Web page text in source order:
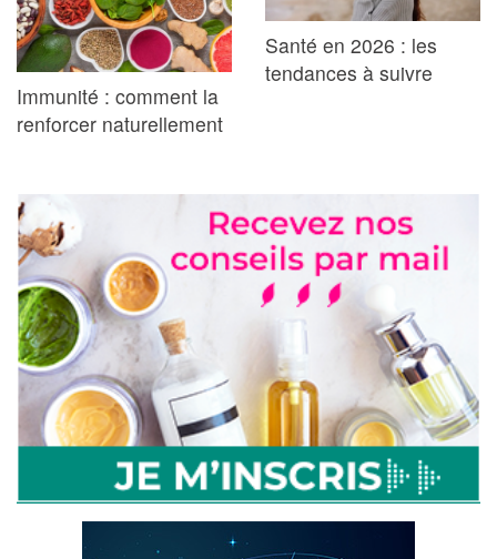
Immunité : comment la
renforcer naturellement
Santé en 2026 : les
tendances à suivre